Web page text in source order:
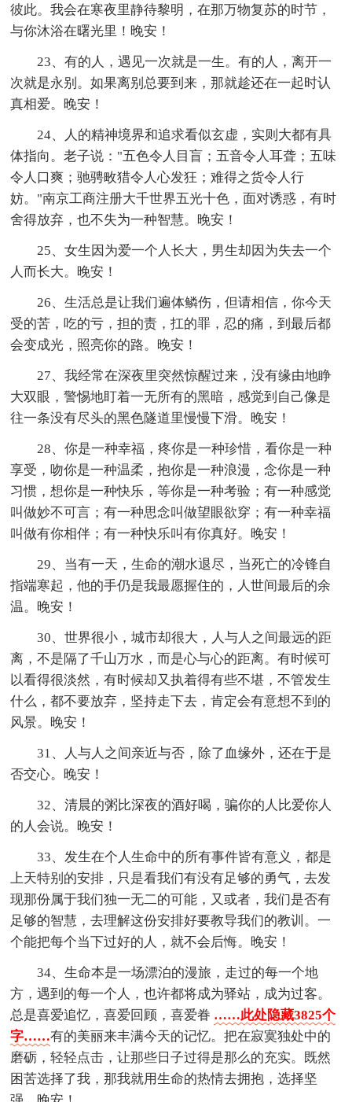
彼此。我会在寒夜里静待黎明，在那万物复苏的时节，
与你沐浴在曙光里！晚安！
23、有的人，遇见一次就是一生。有的人，离开一
次就是永别。如果离别总要到来，那就趁还在一起时认
真相爱。晚安！
24、人的精神境界和追求看似玄虚，实则大都有具
体指向。老子说："五色令人目盲；五音令人耳聋；五味
令人口爽；驰骋畋猎令人心发狂；难得之货令人行
妨。"南京工商注册大千世界五光十色，面对诱惑，有时
舍得放弃，也不失为一种智慧。晚安！
25、女生因为爱一个人长大，男生却因为失去一个
人而长大。晚安！
26、生活总是让我们遍体鳞伤，但请相信，你今天
受的苦，吃的亏，担的责，扛的罪，忍的痛，到最后都
会变成光，照亮你的路。晚安！
27、我经常在深夜里突然惊醒过来，没有缘由地睁
大双眼，警惕地盯着一无所有的黑暗，感觉到自己像是
往一条没有尽头的黑色隧道里慢慢下滑。晚安！
28、你是一种幸福，疼你是一种珍惜，看你是一种
享受，吻你是一种温柔，抱你是一种浪漫，念你是一种
习惯，想你是一种快乐，等你是一种考验；有一种感觉
叫做妙不可言；有一种思念叫做望眼欲穿；有一种幸福
叫做有你相伴；有一种快乐叫有你真好。晚安！
29、当有一天，生命的潮水退尽，当死亡的冷锋自
指端寒起，他的手仍是我最愿握住的，人世间最后的余
温。晚安！
30、世界很小，城市却很大，人与人之间最远的距
离，不是隔了千山万水，而是心与心的距离。有时候可
以看得很淡然，有时候却又执着得有些不堪，不管发生
什么，都不要放弃，坚持走下去，肯定会有意想不到的
风景。晚安！
31、人与人之间亲近与否，除了血缘外，还在于是
否交心。晚安！
32、清晨的粥比深夜的酒好喝，骗你的人比爱你人
的人会说。晚安！
33、发生在个人生命中的所有事件皆有意义，都是
上天特别的安排，只是看我们有没有足够的勇气，去发
现那份属于我们独一无二的可能，又或者，我们是否有
足够的智慧，去理解这份安排好要教导我们的教训。一
个能把每个当下过好的人，就不会后悔。晚安！
34、生命本是一场漂泊的漫旅，走过的每一个地
方，遇到的每一个人，也许都将成为驿站，成为过客。
总是喜爱追忆，喜爱回顾，喜爱眷 ……此处隐藏3825个
字……有的美丽来丰满今天的记忆。把在寂寞独处中的
磨砺，轻轻点击，让那些日子过得是那么的充实。既然
困苦选择了我，那我就用生命的热情去拥抱，选择坚